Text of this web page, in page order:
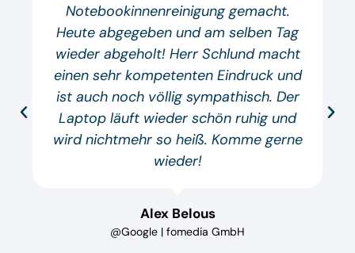
Notebookinnenreinigung gemacht.
Heute abgegeben und am selben Tag
wieder abgeholt! Herr Schlund macht
einen sehr kompetenten Eindruck und
ist auch noch völlig sympathisch. Der
Laptop läuft wieder schön ruhig und
wird nichtmehr so heiß. Komme gerne
wieder!
Alex Belous
@Google | fomedia GmbH